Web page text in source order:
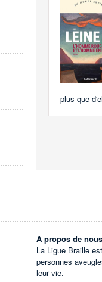
plus que
À propos de nous
La Ligue Braille
personnes
leur vie.